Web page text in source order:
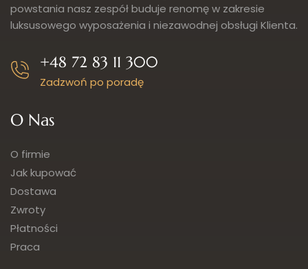
powstania nasz zespół buduje renomę w zakresie
luksusowego wyposażenia i niezawodnej obsługi Klienta.
+48 72 83 11 300
Zadzwoń po poradę
O Nas
O firmie
Jak kupować
Dostawa
Zwroty
Płatności
Praca